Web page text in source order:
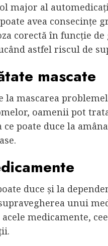
major al
avea consecințe
corectă în funcție
astfel riscul de
mascate
mascarea
oamenii pot
ce poate duce la
duce și la
unui
medicamente,